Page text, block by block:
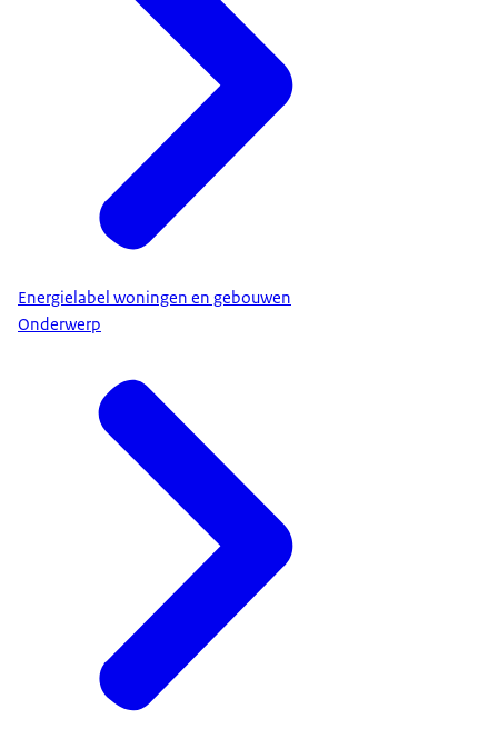
Energielabel woningen en gebouwen
Onderwerp